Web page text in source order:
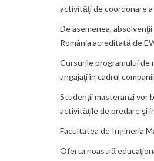
activităţi de coordonare
De asemenea,
România acreditată de
Cursurile programului de
angajaţi în cadrul
Studenţii masteranzi vor
activităţile de predare şi
Facultatea de Ingineria
Oferta noastră